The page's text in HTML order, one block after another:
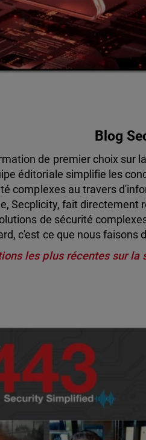
Blog
de premier choix sur
éditoriale simplifie les
complexes au travers
Secplicity, fait directement
de sécurité
c'est ce que nous faisons
les plus récentes sur la